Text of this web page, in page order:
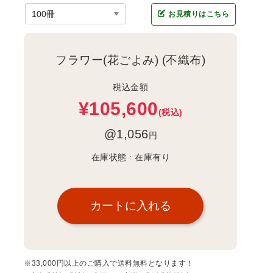
お見積りはこちら
フラワー(花ごよみ) (不織布)
税込金額
¥105,600(税込)
@1,056円
在庫状態 :在庫有り
※33,000円以上のご購入で送料無料となります！